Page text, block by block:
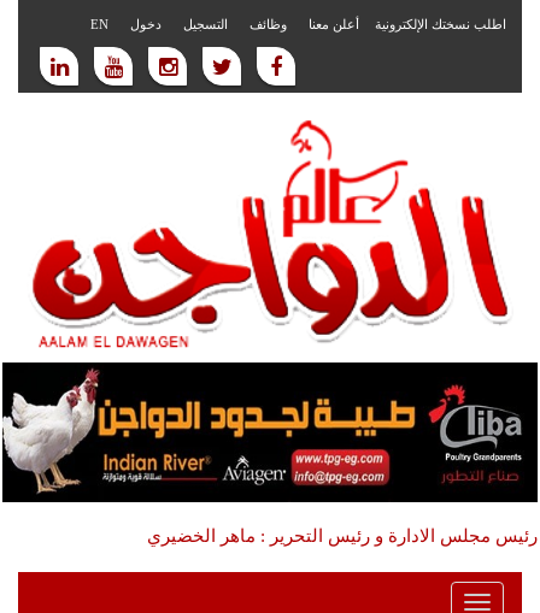
اطلب نسختك الإلكترونية أعلن معنا وظائف التسجيل دخول EN
رئيس مجلس الادارة و رئيس التحرير : ماهر الخضيري
Toggle